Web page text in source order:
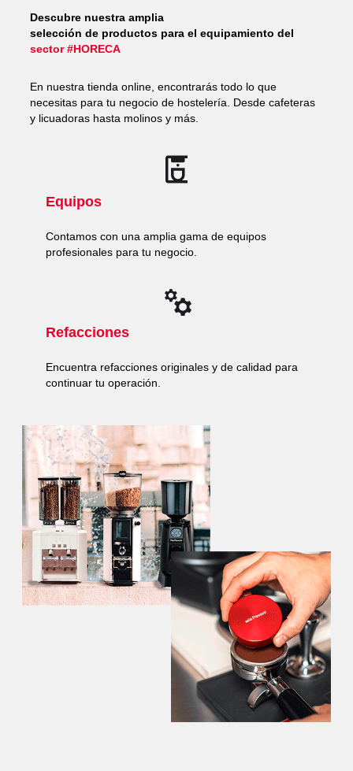
Descubre nuestra amplia
selección de productos para el equipamiento del
sector #HORECA
En nuestra tienda online, encontrarás todo lo que
necesitas para tu negocio de hostelería. Desde cafeteras
y licuadoras hasta molinos y más.
Equipos
Contamos con una amplia gama de equipos
profesionales para tu negocio.
Refacciones
Encuentra refacciones originales y de calidad para
continuar tu operación.